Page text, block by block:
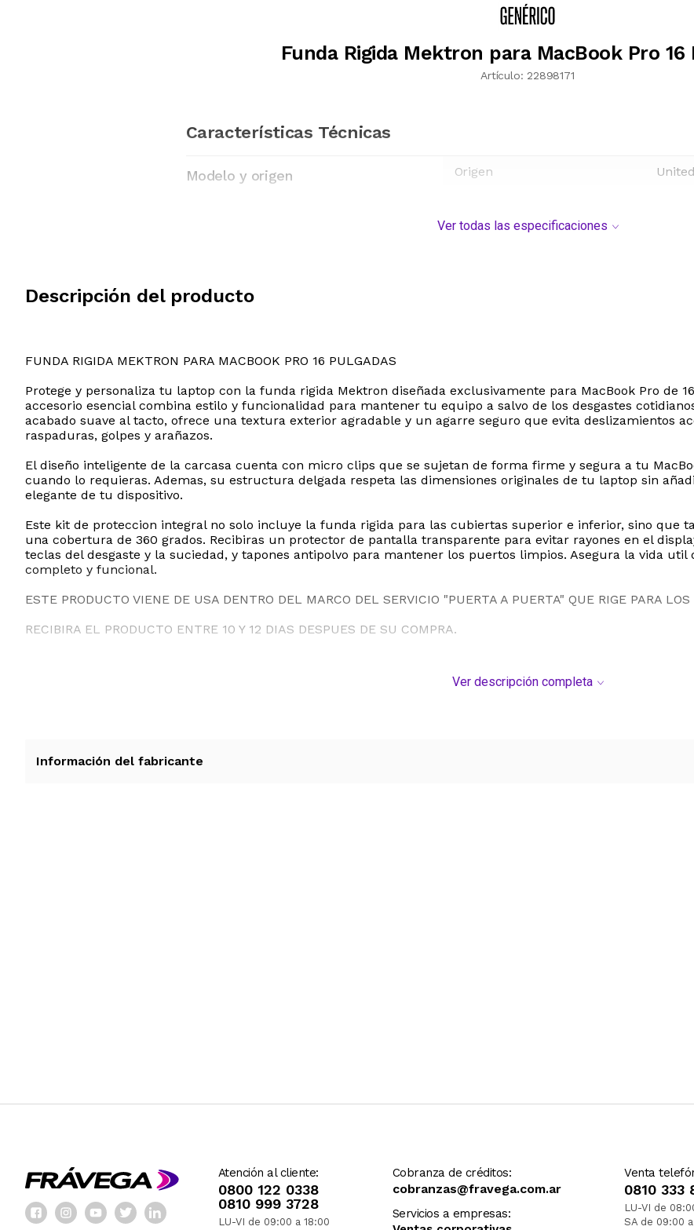
Funda Rigida Mektron para MacBook Pro 16
Artículo: 22898171
Características Técnicas
Modelo y origen Origen
Ver todas las especificaciones
Descripción del producto
FUNDA RIGIDA MEKTRON PARA MACBOOK PRO 16 PULGADAS
Protege y personaliza tu laptop con la funda rigida Mektron diseñada exclusivamente para MacBook Pro de
accesorio esencial combina estilo y funcionalidad para mantener tu equipo a salvo de los desgastes
acabado suave al tacto, ofrece una textura exterior agradable y un agarre seguro que evita deslizamientos
raspaduras, golpes y arañazos.
El diseño inteligente de la carcasa cuenta con micro clips que se sujetan de forma firme y segura a tu
cuando lo requieras. Ademas, su estructura delgada respeta las dimensiones originales de tu laptop sin
elegante de tu dispositivo.
Este kit de proteccion integral no solo incluye la funda rigida para las cubiertas superior e inferior, sino que
una cobertura de 360 grados. Recibiras un protector de pantalla transparente para evitar rayones en el
teclas del desgaste y la suciedad, y tapones antipolvo para mantener los puertos limpios. Asegura la vida
completo y funcional.
ESTE PRODUCTO VIENE DE USA DENTRO DEL MARCO DEL SERVICIO "PUERTA A PUERTA" QUE RIGE PARA
RECIBIRA EL PRODUCTO ENTRE 10 Y 12 DIAS DESPUES DE SU COMPRA.
Ver descripción completa
Información del fabricante
Atención al cliente:
0800 122 0338
0810 999 3728
LU-VI de 09:00 a 18:00
Cobranza de créditos:
cobranzas@fravega.com.ar
Servicios a empresas:
Venta
0810 333
LU-VI de
SA de 09:00